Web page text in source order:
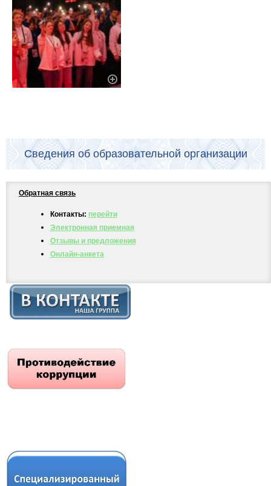
Сведения об образовательной организации
Обратная связь
Контакты: перейти
Электронная приемная
Отзывы и предложения
Онлайн-анкета